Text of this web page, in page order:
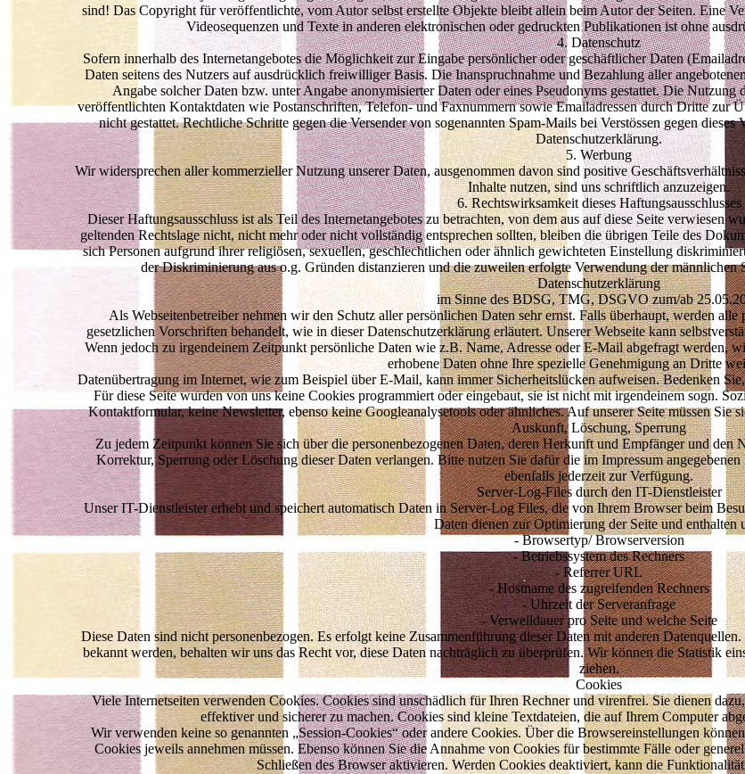
sind! Das Copyright für veröffentlichte, vom Autor selbst erstellte Objekte bleibt allein beim Autor der Seiten. Eine
Videosequenzen und Texte in anderen elektronischen oder gedruckten Publikationen ist ohne
4. Datenschutz
Sofern innerhalb des Internetangebotes die Möglichkeit zur Eingabe persönlicher oder geschäftlicher Daten
Daten seitens des Nutzers auf ausdrücklich freiwilliger Basis. Die Inanspruchnahme und Bezahlung aller
Angabe solcher Daten bzw. unter Angabe anonymisierter Daten oder eines Pseudonyms gestattet. Die
veröffentlichten Kontaktdaten wie Postanschriften, Telefon- und Faxnummern sowie Emailadressen durch Dritte zur
nicht gestattet. Rechtliche Schritte gegen die Versender von sogenannten Spam-Mails bei Verstössen gegen
Datenschutzerklärung.
5. Werbung
Wir widersprechen aller kommerzieller Nutzung unserer Daten, ausgenommen davon sind positive
Inhalte nutzen, sind uns schriftlich anzuzeigen.
6. Rechtswirksamkeit dieses Haftungsausschlusses
Dieser Haftungsausschluss ist als Teil des Internetangebotes zu betrachten, von dem aus auf diese Seite verwiesen
geltenden Rechtslage nicht, nicht mehr oder nicht vollständig entsprechen sollten, bleiben die übrigen Teile des
sich Personen aufgrund ihrer religiösen, sexuellen, geschlechtlichen oder ähnlich gewichteten Einstellung
der Diskriminierung aus o.g. Gründen distanzieren und die zuweilen erfolgte Verwendung der
Datenschutzerklärung
im Sinne des BDSG, TMG, DSGVO zum/ab
Als Webseitenbetreiber nehmen wir den Schutz aller persönlichen Daten sehr ernst. Falls überhaupt, werden
gesetzlichen Vorschriften behandelt, wie in dieser Datenschutzerklärung erläutert. Unserer Webseite kann
Wenn jedoch zu irgendeinem Zeitpunkt persönliche Daten wie z.B. Name, Adresse oder E-Mail abgefragt werden,
erhobene Daten ohne Ihre spezielle Genehmigung an Dritte
Datenübertragung im Internet, wie zum Beispiel über E-Mail, kann immer Sicherheitslücken aufweisen. Bedenken
Für diese Seite wurden von uns keine Cookies programmiert oder eingebaut, sie ist nicht mit irgendeinem sogn.
Kontaktformular, keine Newsletter, ebenso keine Googleanalysetools oder ähnliches. Auf unserer Seite müssen
Auskunft, Löschung, Sperrung
Zu jedem Zeitpunkt können Sie sich über die personenbezogenen Daten, deren Herkunft und Empfänger und
Korrektur, Sperrung oder Löschung dieser Daten verlangen. Bitte nutzen Sie dafür die im Impressum
ebenfalls jederzeit zur Verfügung.
Server-Log-Files durch den IT-Dienstleister
Unser IT-Dienstleister erhebt und speichert automatisch Daten in Server-Log Files, die von Ihrem Browser beim
Daten dienen zur Optimierung der Seite und enthalten
- Browsertyp/ Browserversion
- Betriebssystem des Rechners
- Referrer URL
- Hostname des zugreifenden Rechners
- Uhrzeit der Serveranfrage
- Verweildauer pro Seite und welche Seite
Diese Daten sind nicht personenbezogen. Es erfolgt keine Zusammenführung dieser Daten mit anderen
bekannt werden, behalten wir uns das Recht vor, diese Daten nachträglich zu überprüfen. Wir können die Statistik
ziehen.
Cookies
Viele Internetseiten verwenden Cookies. Cookies sind unschädlich für Ihren Rechner und virenfrei. Sie dienen
effektiver und sicherer zu machen. Cookies sind kleine Textdateien, die auf Ihrem Computer
Wir verwenden keine so genannten „Session-Cookies“ oder andere Cookies. Über die Browsereinstellungen
Cookies jeweils annehmen müssen. Ebenso können Sie die Annahme von Cookies für bestimmte Fälle oder
Schließen des Browser aktivieren. Werden Cookies deaktiviert, kann die